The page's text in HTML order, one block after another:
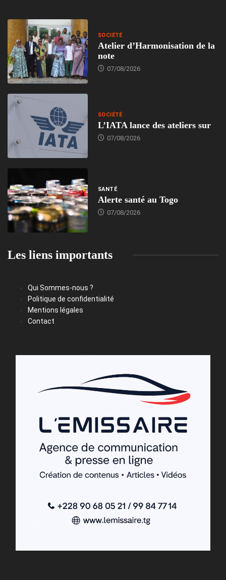
SOCIÉTÉ
Atelier d’Harmonisation de la
note
07/08/2026
SOCIÉTÉ
L’IATA lance des ateliers sur
07/08/2026
SANTÉ
Alerte santé au Togo
07/08/2026
Les liens importants
Qui Sommes-nous ?
Politique de confidentialité
Mentions légales
Contact